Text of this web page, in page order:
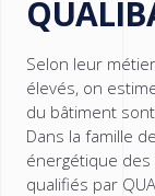
Selon leur
élevés, on
du bâtiment sont
Dans la famille
énergétique
qualifiés par